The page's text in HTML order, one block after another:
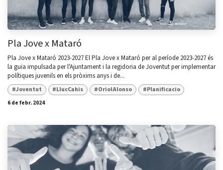
Pla Jove x Mataró
Pla Jove x Mataró 2023-2027​ El Pla Jove x Mataró per al període 2023-2027 és
la guia impulsada per l'Ajuntament i la regidoria de Joventut per implementar
polítiques juvenils en els pròxims anys i de...
#Joventut #LlucCahis #OriolAlonso
#Planificacio
6 de febr. 2024